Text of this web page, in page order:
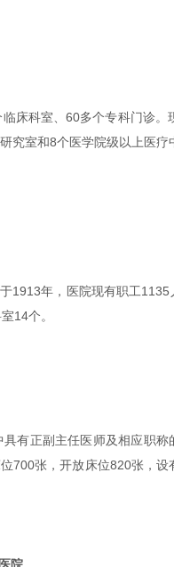
科室、60多个专科门诊。
究室和8个医学院级以上医疗
年，医院现有职工1135
14个。
正副主任医师及相应职称
700张，开放床位820张，